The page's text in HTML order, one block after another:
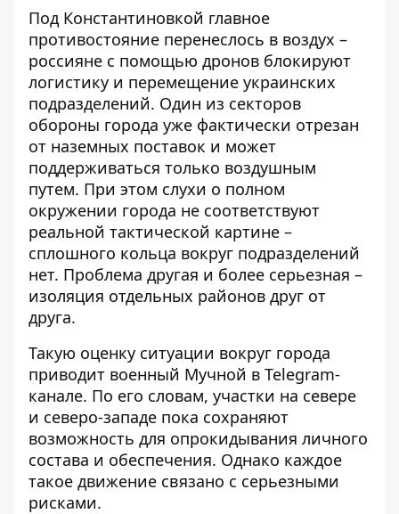
Под Константиновкой главное
противостояние перенеслось в воздух –
россияне с помощью дронов блокируют
логистику и перемещение украинских
подразделений. Один из секторов
обороны города уже фактически отрезан
от наземных поставок и может
поддерживаться только воздушным
путем. При этом слухи о полном
окружении города не соответствуют
реальной тактической картине –
сплошного кольца вокруг подразделений
нет. Проблема другая и более серьезная –
изоляция отдельных районов друг от
друга.
Такую оценку ситуации вокруг города
приводит военный Мучной в Telegram-
канале. По его словам, участки на севере
и северо-западе пока сохраняют
возможность для опрокидывания личного
состава и обеспечения. Однако каждое
такое движение связано с серьезными
рисками.